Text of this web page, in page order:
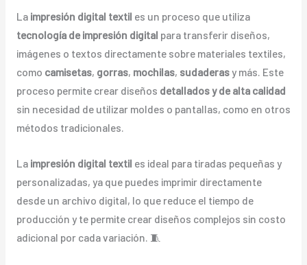
La impresión digital textil es un proceso que utiliza
tecnología de impresión digital para transferir diseños,
imágenes o textos directamente sobre materiales textiles,
como camisetas, gorras, mochilas, sudaderasy más. Este
proceso permite crear diseños detallados y de alta calidad
sin necesidad de utilizar moldes o pantallas, como en otros
métodos tradicionales.
La impresión digital textil es ideal para tiradas pequeñas y
personalizadas, ya que puedes imprimir directamente
desde un archivo digital, lo que reduce el tiempo de
producción y te permite crear diseños complejos sin costo
adicional por cada variación. 🧵